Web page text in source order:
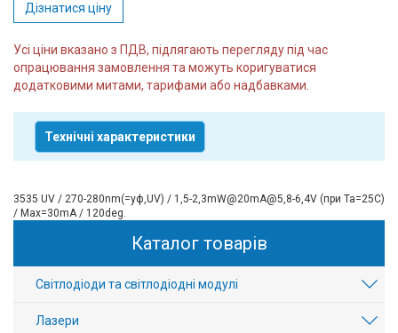
Дізнатися ціну
Усі ціни вказано з ПДВ, підлягають перегляду під час
опрацювання замовлення та можуть коригуватися
додатковими митами, тарифами або надбавками.
Технічні характеристики
3535 UV / 270-280nm(=уф,UV) / 1,5-2,3mW@20mA@5,8-6,4V (при Ta=25С)
/ Max=30mA / 120deg.
Каталог товарів
Світлодіоди та світлодіодні модулі
Лазери